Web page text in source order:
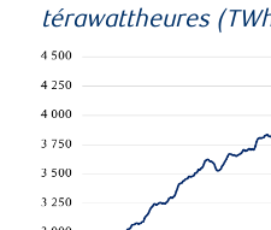
térawattheures